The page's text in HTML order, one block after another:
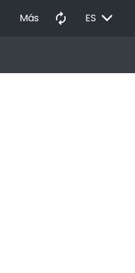
Más autorenew ES EXPAND_MORE